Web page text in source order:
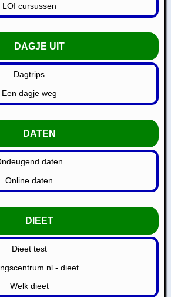
LOI cursussen
DAGJE UIT
Dagtrips
Een dagje weg
DATEN
daten
Online daten
DIEET
Dieet test
- dieet
Welk dieet